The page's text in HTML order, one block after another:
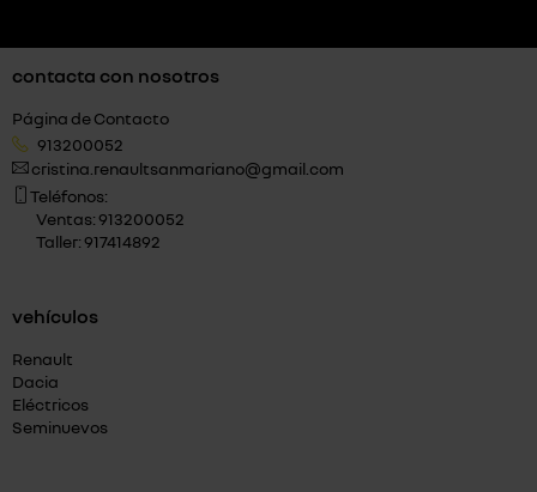
contacta con nosotros
Página de Contacto
913200052
cristina.renaultsanmariano@gmail.com
Teléfonos:
Ventas: 913200052
Taller: 917414892
vehículos
Renault
Dacia
Eléctricos
Seminuevos